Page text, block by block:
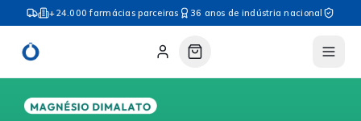
+24.000 farmácias parceiras 36 anos de indústria nacional